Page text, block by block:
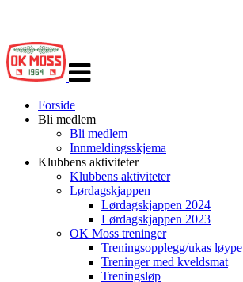
navigasjon
Forside
Bli medlem
Bli medlem
Innmeldingsskjema
Klubbens aktiviteter
Klubbens aktiviteter
Lørdagskjappen
Lørdagskjappen 2024
Lørdagskjappen 2023
OK Moss treninger
Treningsopplegg/ukas løype
Treninger med kveldsmat
Treningsløp